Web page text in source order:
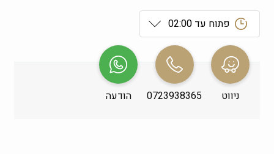
פתוח עד 02:00
ראשון
שני
09:00-19:00
שלישי
ניווט 0723938365 הודעה